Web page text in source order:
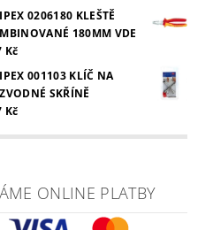
0206180 KLEŠTĚ
180MM VDE
Kč
001103 KLÍČ NA
SKŘÍNĚ
Kč
ONLINE PLATBY